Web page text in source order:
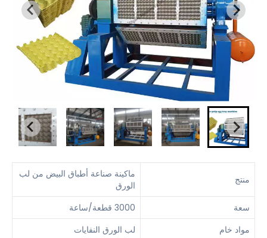
منتج
ماكينة صناعة أطباق البيض من لب
الورق
سعة
3000 قطعة/ساعة
مواد خام
لب الورق النفايات